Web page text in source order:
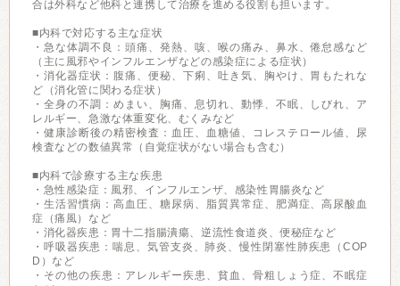
合は外科など他科と連携して治療を進める役割も担います。
■内科で対応する主な症状
・急な体調不良：頭痛、発熱、咳、喉の痛み、鼻水、倦怠感など
（主に風邪やインフルエンザなどの感染症による症状）
・消化器症状：腹痛、便秘、下痢、吐き気、胸やけ、胃もたれな
ど（消化管に関わる症状）
・全身の不調：めまい、胸痛、息切れ、動悸、不眠、しびれ、ア
レルギー、急激な体重変化、むくみなど
・健康診断後の精密検査：血圧、血糖値、コレステロール値、尿
検査などの数値異常（自覚症状がない場合も含む）
■内科で診療する主な疾患
・急性感染症：風邪、インフルエンザ、感染性胃腸炎など
・生活習慣病：高血圧、糖尿病、脂質異常症、肥満症、高尿酸血
症（痛風）など
・消化器疾患：胃十二指腸潰瘍、逆流性食道炎、便秘症など
・呼吸器疾患：喘息、気管支炎、肺炎、慢性閉塞性肺疾患（COP
D）など
・その他の疾患：アレルギー疾患、貧血、骨粗しょう症、不眠症